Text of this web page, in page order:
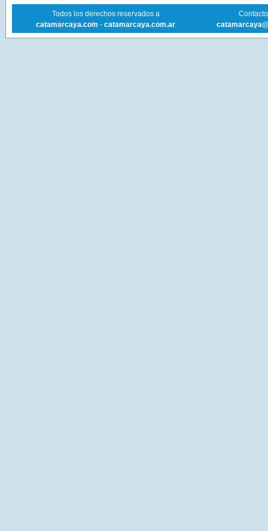
Todos los derechos reservados a
catamarcaya.com - catamarcaya.com.ar